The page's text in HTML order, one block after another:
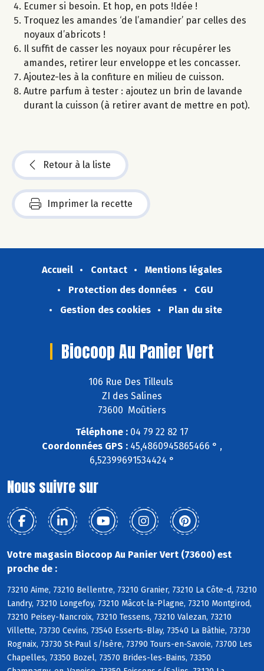
Ecumer si besoin. Et hop, en pots !Idée !
Troquez les amandes ‘de l’amandier’ par celles des
noyaux d’abricots !
Il suffit de casser les noyaux pour récupérer les
amandes, retirer leur enveloppe et les concasser.
Ajoutez-les à la confiture en milieu de cuisson.
Autre parfum à tester : ajoutez un brin de lavande
durant la cuisson (à retirer avant de mettre en pot).
Retour à la liste
Imprimer la recette
Accueil Contact
Mentions légales
Protection des données
CGU
Gestion des cookies
Plan du site
Biocoop Au Panier Vert
106 Rue Des Tilleuls
ZI des Salines
73600 Moûtiers
Téléphone : 04 79 22 82 17
Coordonnées GPS : 45,4860945865466 ° ,
6,52399691534424 °
Nous suivre sur
Votre magasin Biocoop Au Panier Vert (73600) est
proche de :
73210 Aime, 73210 Bellentre, 73210 Granier, 73210 La Côte-d, 73210
Landry, 73210 Longefoy, 73210 Mâcot-la-Plagne, 73210 Montgirod,
73210 Peisey-Nancroix, 73210 Tessens, 73210 Valezan, 73210
Villette, 73730 Cevins, 73540 Esserts-Blay, 73540 La Bâthie, 73730
Rognaix, 73730 St-Paul s/Isère, 73790 Tours-en-Savoie, 73700 Les
Chapelles, 73350 Bozel, 73570 Brides-les-Bains, 73350